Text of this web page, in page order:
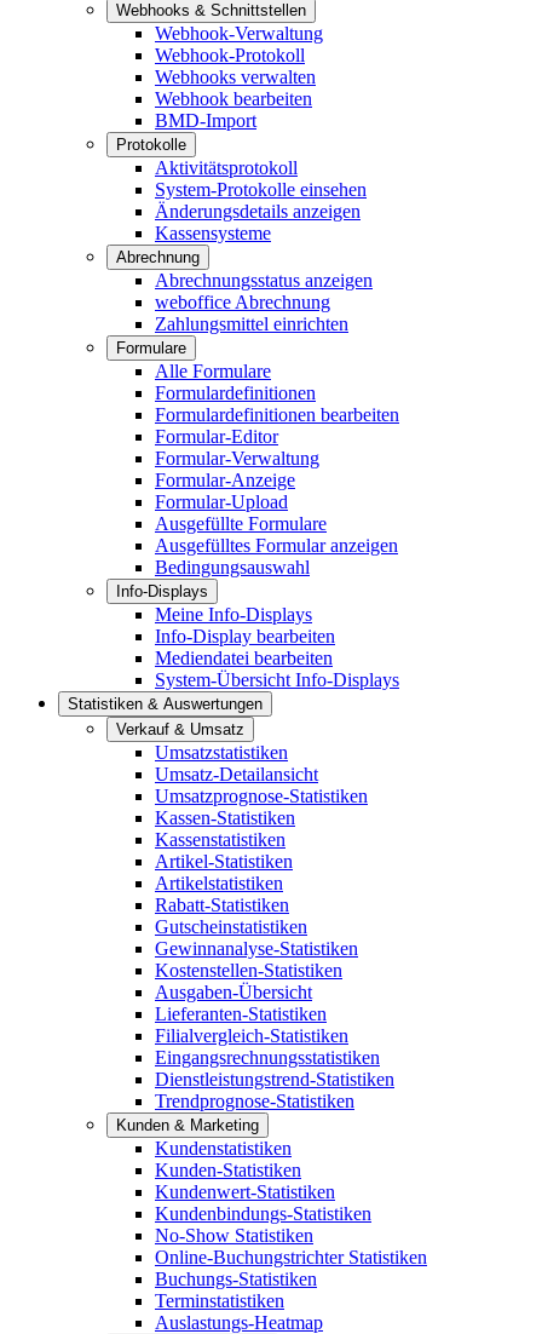
Webhooks & Schnittstellen
Webhook-Verwaltung
Webhook-Protokoll
Webhooks verwalten
Webhook bearbeiten
BMD-Import
Protokolle
Aktivitätsprotokoll
System-Protokolle einsehen
Änderungsdetails anzeigen
Kassensysteme
Abrechnung
Abrechnungsstatus anzeigen
weboffice Abrechnung
Zahlungsmittel einrichten
Formulare
Alle Formulare
Formulardefinitionen
Formulardefinitionen bearbeiten
Formular-Editor
Formular-Verwaltung
Formular-Anzeige
Formular-Upload
Ausgefüllte Formulare
Ausgefülltes Formular anzeigen
Bedingungsauswahl
Info-Displays
Meine Info-Displays
Info-Display bearbeiten
Mediendatei bearbeiten
System-Übersicht Info-Displays
Statistiken & Auswertungen
Verkauf & Umsatz
Umsatzstatistiken
Umsatz-Detailansicht
Umsatzprognose-Statistiken
Kassen-Statistiken
Kassenstatistiken
Artikel-Statistiken
Artikelstatistiken
Rabatt-Statistiken
Gutscheinstatistiken
Gewinnanalyse-Statistiken
Kostenstellen-Statistiken
Ausgaben-Übersicht
Lieferanten-Statistiken
Filialvergleich-Statistiken
Eingangsrechnungsstatistiken
Dienstleistungstrend-Statistiken
Trendprognose-Statistiken
Kunden & Marketing
Kundenstatistiken
Kunden-Statistiken
Kundenwert-Statistiken
Kundenbindungs-Statistiken
No-Show Statistiken
Online-Buchungstrichter Statistiken
Buchungs-Statistiken
Terminstatistiken
Auslastungs-Heatmap